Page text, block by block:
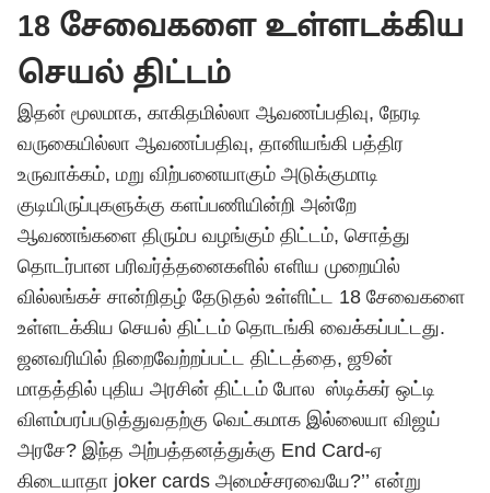
18 சேவைகளை உள்ளடக்கிய
செயல் திட்டம்
இதன் மூலமாக, காகிதமில்லா ஆவணப்பதிவு, நேரடி
வருகையில்லா ஆவணப்பதிவு, தானியங்கி பத்திர
உருவாக்கம், மறு விற்பனையாகும் அடுக்குமாடி
குடியிருப்புகளுக்கு களப்பணியின்றி அன்றே
ஆவணங்களை திரும்ப வழங்கும் திட்டம், சொத்து
தொடர்பான பரிவர்த்தனைகளில் எளிய முறையில்
வில்லங்கச் சான்றிதழ் தேடுதல் உள்ளிட்ட 18 சேவைகளை
உள்ளடக்கிய செயல் திட்டம் தொடங்கி வைக்கப்பட்டது.
ஜனவரியில் நிறைவேற்றப்பட்ட திட்டத்தை, ஜூன்
மாதத்தில் புதிய அரசின் திட்டம் போல ஸ்டிக்கர் ஒட்டி
விளம்பரப்படுத்துவதற்கு வெட்கமாக இல்லையா விஜய்
அரசே? இந்த அற்பத்தனத்துக்கு End Card-ஏ
கிடையாதா joker cards அமைச்சரவையே?’’ என்று